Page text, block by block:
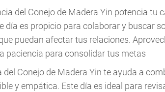
del Conejo de Madera Yin potencia
día es propicio para colaborar y buscar
puedan afectar tus relaciones.
paciencia para consolidar tus metas
del Conejo de Madera Yin te ayuda a
y empática. Este día es ideal para